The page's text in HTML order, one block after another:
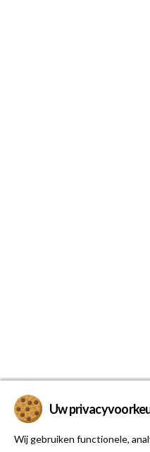
Uw
Wij gebruiken functionele,